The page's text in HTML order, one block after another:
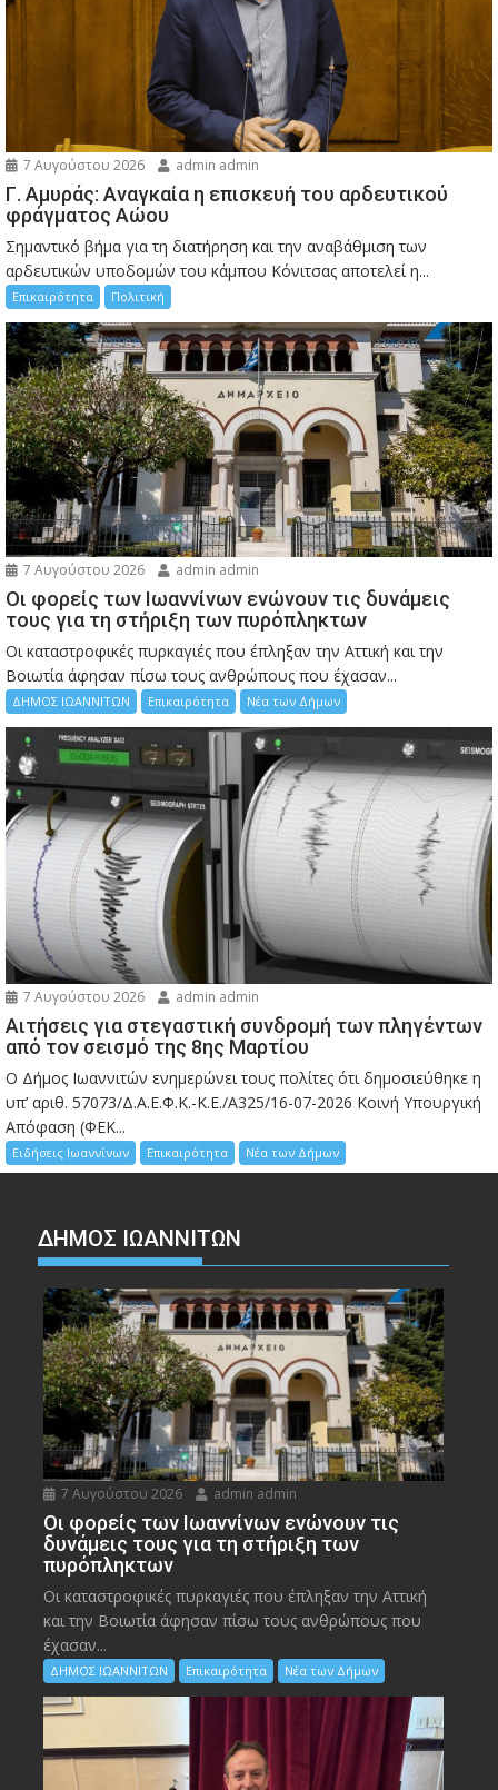
7 Αυγούστου 2026 admin admin
Γ. Αμυράς: Αναγκαία η επισκευή του αρδευτικού
φράγματος Αώου
Σημαντικό βήμα για τη διατήρηση και την αναβάθμιση των
αρδευτικών υποδομών του κάμπου Κόνιτσας αποτελεί η...
Επικαιρότητα Πολιτική
7 Αυγούστου 2026 admin admin
Οι φορείς των Ιωαννίνων ενώνουν τις δυνάμεις
τους για τη στήριξη των πυρόπληκτων
Οι καταστροφικές πυρκαγιές που έπληξαν την Αττική και την
Bοιωτία άφησαν πίσω τους ανθρώπους που έχασαν...
ΔΗΜΟΣ ΙΩΑΝΝΙΤΩΝ Επικαιρότητα Νέα των Δήμων
7 Αυγούστου 2026 admin admin
Αιτήσεις για στεγαστική συνδρομή των πληγέντων
από τον σεισμό της 8ης Μαρτίου
Ο Δήμος Ιωαννιτών ενημερώνει τους πολίτες ότι δημοσιεύθηκε η
υπ’ αριθ. 57073/Δ.Α.Ε.Φ.Κ.-Κ.Ε./Α325/16-07-2026 Κοινή Υπουργική
Απόφαση (ΦΕΚ...
Ειδήσεις Ιωαννίνων Επικαιρότητα Νέα των Δήμων
ΔΗΜΟΣ ΙΩΑΝΝΙΤΩΝ
7 Αυγούστου 2026 admin admin
Οι φορείς των Ιωαννίνων ενώνουν τις
δυνάμεις τους για τη στήριξη των
πυρόπληκτων
Οι καταστροφικές πυρκαγιές που έπληξαν την Αττική
και την Bοιωτία άφησαν πίσω τους ανθρώπους που
έχασαν...
ΔΗΜΟΣ ΙΩΑΝΝΙΤΩΝ Επικαιρότητα Νέα των Δήμων